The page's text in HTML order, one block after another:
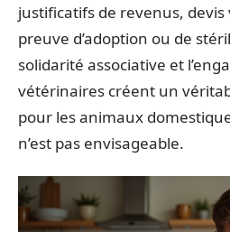
justificatifs de revenus,
preuve d’adoption ou de
solidarité associative et
vétérinaires créent un
pour les animaux
n’est pas envisageable.